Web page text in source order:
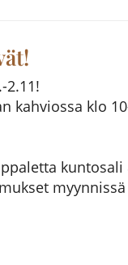
2.11!
kahviossa klo